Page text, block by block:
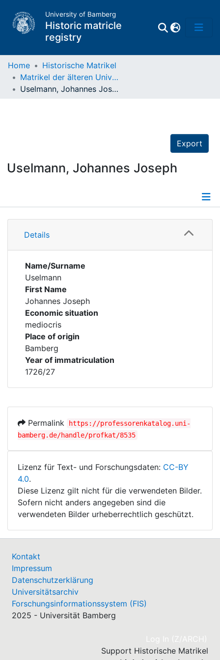
University of Bamberg
Historic matricle
registry
Matrikel
Home
Historische Matrikel
Matrikel der älteren Universität
Uselmann, Johannes Joseph
Export
Uselmann, Johannes Joseph
Details
Details
Name/Surname
Uselmann
First Name
Johannes Joseph
Economic situation
mediocris
Place of origin
Bamberg
Year of immatriculation
1726/27
Permalink
https://professorenkatalog.uni-
bamberg.de/handle/profkat/8535
Lizenz für Text- und Forschungsdaten: CC-BY
4.0.
Diese Lizenz gilt nicht für die verwendeten Bilder.
Sofern nicht anders angegeben sind die
verwendeten Bilder urheberrechtlich geschützt.
Kontakt
Impressum
Datenschutzerklärung
Universitätsarchiv
Forschungsinformationssystem (FIS)
2025 - Universität Bamberg
Log In (Z/ARCH)
Support Historische Matrikel